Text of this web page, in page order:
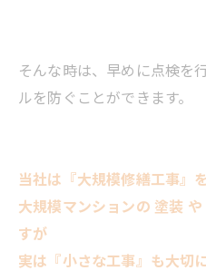
そんな時は、早めに点検を
ルを防ぐことができます。
当社は『大規模修繕工事』
大規模マンションの 塗装
すが
実は『小さな工事』も大切